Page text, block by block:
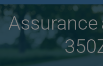
Assurance